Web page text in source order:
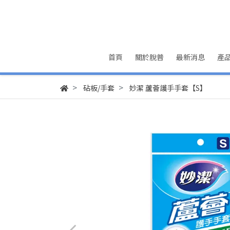
首頁 關於脫普 最新消息 產
砧板/手套 妙潔 蘆薈護手手套【S】